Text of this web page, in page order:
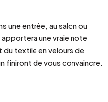
une entrée, au salon ou
une vraie note
du textile en velours de
finiront de vous convaincre.